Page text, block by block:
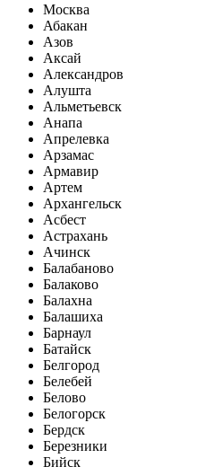
Москва
Абакан
Азов
Аксай
Александров
Алушта
Альметьевск
Анапа
Апрелевка
Арзамас
Армавир
Артем
Архангельск
Асбест
Астрахань
Ачинск
Балабаново
Балаково
Балахна
Балашиха
Барнаул
Батайск
Белгород
Белебей
Белово
Белогорск
Бердск
Березники
Бийск